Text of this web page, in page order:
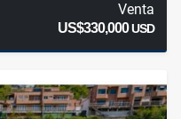
Venta
US$330,000USD